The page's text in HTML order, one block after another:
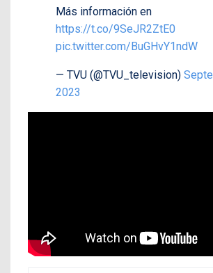
Más información en
https://t.co/9SeJR2ZtE0
pic.twitter.com/BuGHvY1ndW
— TVU (@TVU_television)
2023